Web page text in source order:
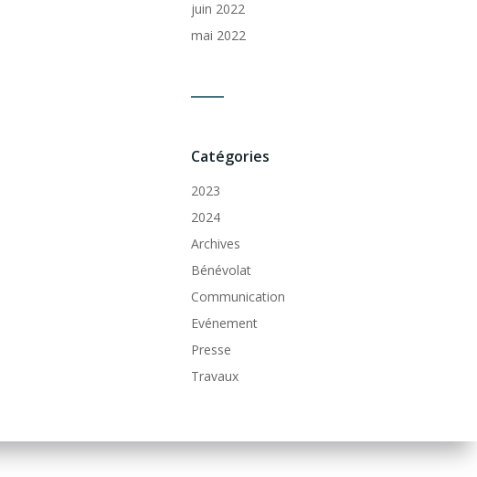
juin 2022
mai 2022
Catégories
2023
2024
Archives
Bénévolat
Communication
Evénement
Presse
Travaux